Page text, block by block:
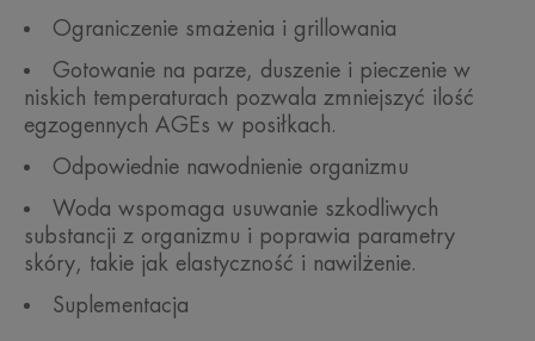
Ograniczenie smażenia i grillowania
Gotowanie na parze, duszenie i pieczenie w
niskich temperaturach pozwala zmniejszyć ilość
egzogennych AGEs w posiłkach.
Odpowiednie nawodnienie organizmu
Woda wspomaga usuwanie szkodliwych
substancji z organizmu i poprawia parametry
skóry, takie jak elastyczność i nawilżenie.
Suplementacja